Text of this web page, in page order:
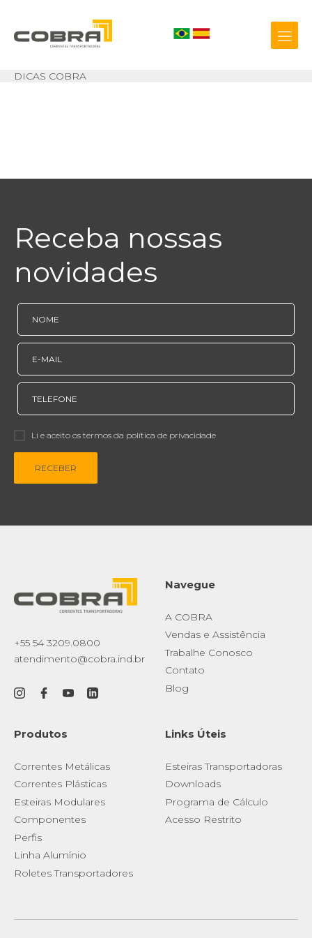
DICAS COBRA
Receba nossas
novidades
Li e aceito os termos da política de privacidade
RECEBER
+55 54 3209.0800
atendimento@cobra.ind.br
Navegue
A COBRA
Vendas e Assistência
Trabalhe Conosco
Contato
Blog
Produtos
Correntes Metálicas
Correntes Plásticas
Esteiras Modulares
Componentes
Perfis
Linha Alumínio
Roletes Transportadores
Links Úteis
Esteiras Transportadoras
Downloads
Programa de Cálculo
Acesso Restrito